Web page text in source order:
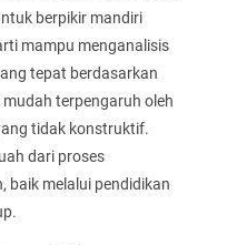
berpikir mandiri
mampu menganalisis
tepat berdasarkan
terpengaruh oleh
tidak konstruktif.
dari proses
baik melalui pendidikan